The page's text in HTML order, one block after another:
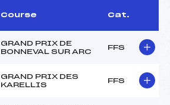
Course Cat.
GRAND PRIX DE
BONNEVAL SUR ARC
FFS
GRAND PRIX DES
KARELLIS
FFS